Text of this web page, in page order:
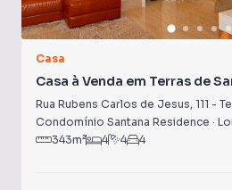
Casa
Casa à Venda em Terras de
Rua Rubens Carlos de Jesus, 111 -
Condomínio Santana Residence ·
343m² 4 4 4